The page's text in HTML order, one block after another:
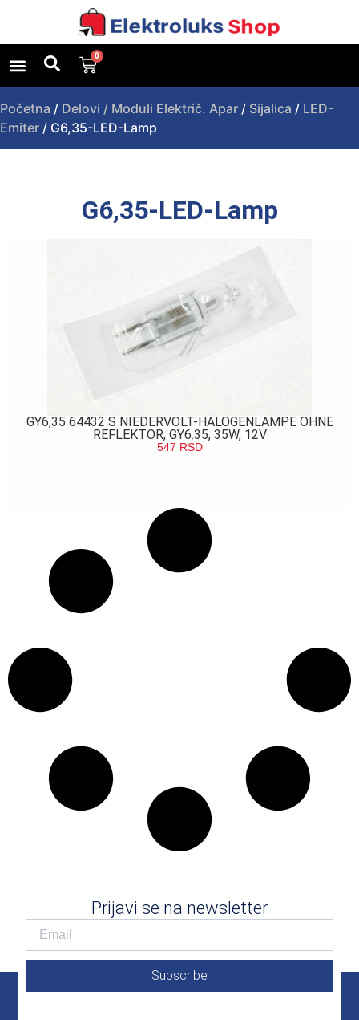
0
Početna / Delovi / Moduli Električ. Apar / Sijalica / LED-
Emiter / G6,35-LED-Lamp
G6,35-LED-Lamp
GY6,35 64432 S NIEDERVOLT-HALOGENLAMPE OHNE
REFLEKTOR, GY6.35, 35W, 12V
547 RSD
Prijavi se na newsletter
Subscribe